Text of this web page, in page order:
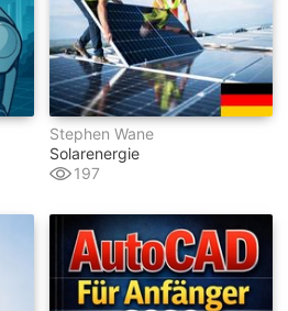
Stephen Wane
Solarenergie
197